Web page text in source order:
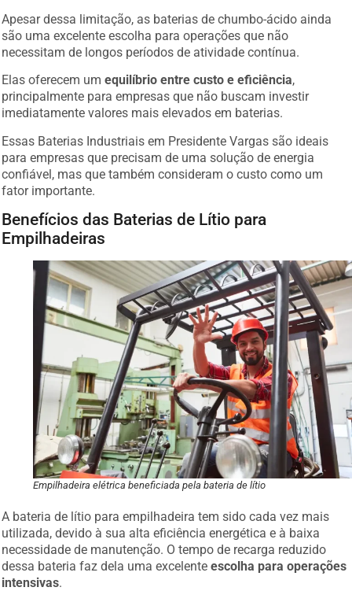
Apesar dessa limitação, as baterias de chumbo-ácido ainda
são uma excelente escolha para operações que não
necessitam de longos períodos de atividade contínua.
Elas oferecem umequilíbrio entre custo e eficiência,
principalmente para empresas que não buscam investir
imediatamente valores mais elevados em baterias.
Essas Baterias Industriais em Presidente Vargas são ideais
para empresas que precisam de uma solução de energia
confiável, mas que também consideram o custo como um
fator importante.
Benefícios das Baterias de Lítio para
Empilhadeiras
Empilhadeira elétrica beneficiada pela bateria de lítio
A bateria de lítio para empilhadeira tem sido cada vez mais
utilizada, devido à sua alta eficiência energética e à baixa
necessidade de manutenção. O tempo de recarga reduzido
dessa bateria faz dela uma excelenteescolha para operações
intensivas.